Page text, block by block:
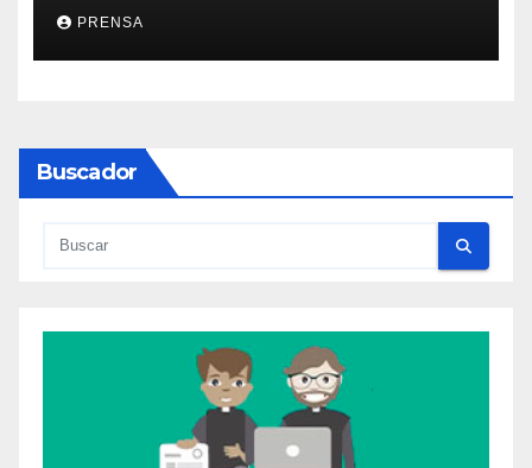
PRENSA
Buscador